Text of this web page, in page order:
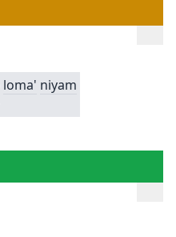
loma' niyam